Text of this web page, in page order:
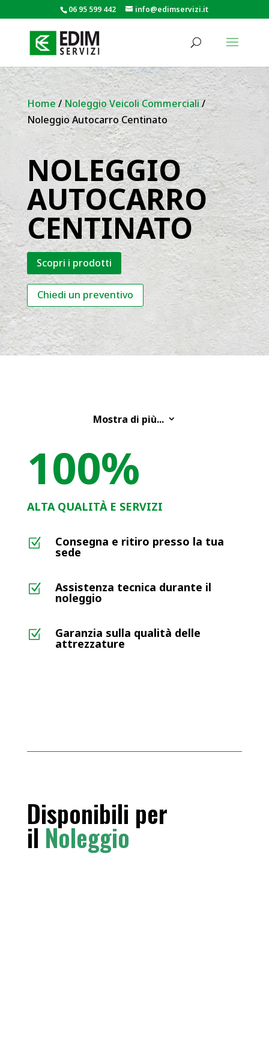
06 95 599 442 info@edimservizi.it
Home /Noleggio Veicoli Commerciali/
Noleggio Autocarro Centinato
NOLEGGIO
AUTOCARRO
CENTINATO
Scopri i prodotti
Chiedi un preventivo
Mostra di più... 3
100%
ALTA QUALITÀ E SERVIZI
Z Consegna e ritiro presso la tua
sede
Z Assistenza tecnica durante il
noleggio
Z Garanzia sulla qualità delle
attrezzature
Disponibili per
il Noleggio